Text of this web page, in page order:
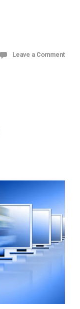
Leave a Comment